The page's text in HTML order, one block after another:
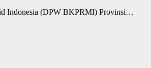
Indonesia (DPW BKPRMI) Provinsi…